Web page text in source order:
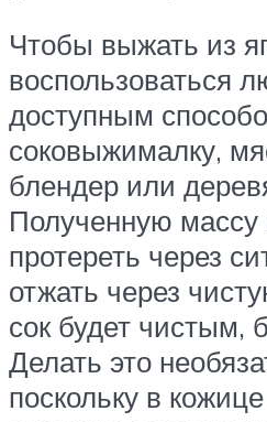
Чтобы выжать из
воспользоваться
доступным
соковыжималку,
блендер или
Полученную
протереть через
отжать через
сок будет чистым,
Делать это
поскольку в